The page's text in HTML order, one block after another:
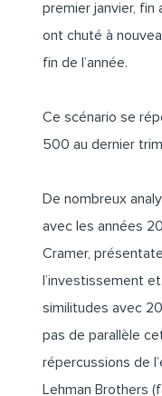
premier janvier, fin
ont chuté à
fin de l’année.
Ce scénario se
500 au dernier
De nombreux
avec les années
Cramer,
l’investissement
similitudes avec
pas de parallèle
répercussions de
Lehman Brothers